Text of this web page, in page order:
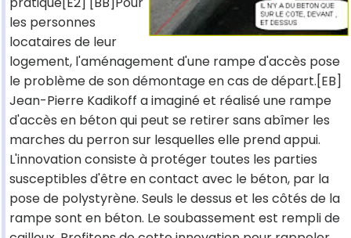
les personnes
locataires de leur
logement, l'aménagement d'une rampe d'accès pose
le problème de son démontage en cas de départ.[EB]
Jean-Pierre Kadikoff a imaginé et réalisé une rampe
d'accès en béton qui peut se retirer sans abîmer les
marches du perron sur lesquelles elle prend appui.
L'innovation consiste à protéger toutes les parties
susceptibles d'être en contact avec le béton, par la
pose de polystyrène. Seuls le dessus et les côtés de la
rampe sont en béton. Le soubassement est rempli de